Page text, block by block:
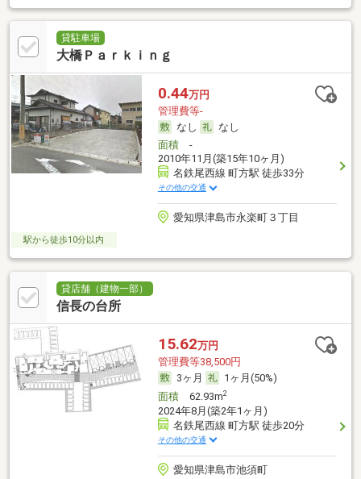
貸駐車場
大橋Ｐａｒｋｉｎｇ
0.44万円
管理費等-
なし
なし
面積-
2010年11月(築15年10ヶ月)
名鉄尾西線 町方駅 徒歩33分
その他の交通
愛知県津島市永楽町３丁目
駅から徒歩10分以内
貸店舗（建物一部）
信長の台所
15.62万円
管理費等38,500円
3ヶ月
1ヶ月(50%)
面積62.93m2
2024年8月(築2年1ヶ月)
名鉄尾西線 町方駅 徒歩20分
その他の交通
愛知県津島市池須町